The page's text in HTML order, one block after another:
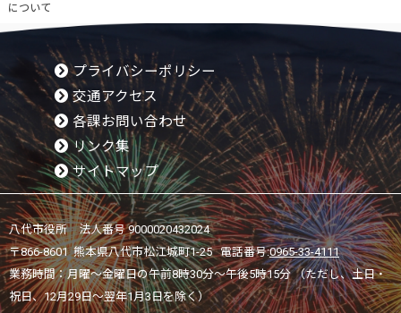
について
プライバシーポリシー
交通アクセス
各課お問い合わせ
リンク集
サイトマップ
八代市役所 法人番号 9000020432024
〒866-8601 熊本県八代市松江城町1-25 電話番号:0965-33-4111
業務時間：月曜～金曜日の午前8時30分～午後5時15分 （ただし、土日・
祝日、12月29日～翌年1月3日を除く）